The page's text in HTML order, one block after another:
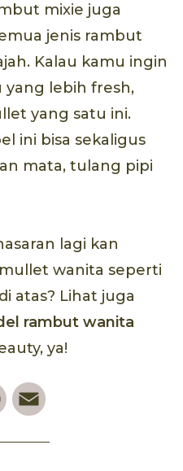
mixie juga
jenis rambut
Kalau kamu ingin
lebih fresh,
yang satu ini.
ini bisa sekaligus
mata, tulang pipi
lagi kan
wanita seperti
atas? Lihat juga
rambut wanita
ya!
Facebook